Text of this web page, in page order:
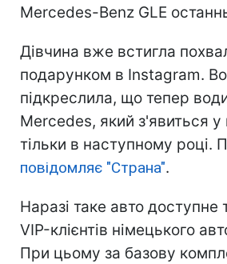
Mercedes-Benz GLE
Дівчина вже встигла
подарунком в Instagram.
підкреслила, що тепер
Mercedes, який з'явиться
тільки в наступному році.
повідомляє "Страна".
Наразі таке авто доступне
VIP-клієнтів німецького
При цьому за базову